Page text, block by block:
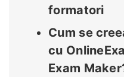
formatori
Cum se
cu
Exam